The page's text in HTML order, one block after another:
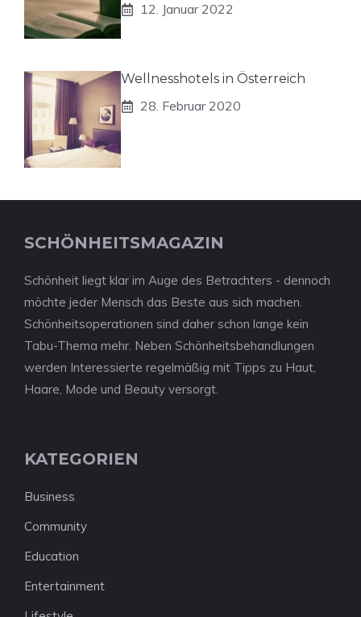
12. Januar 2022
Wellnesshotels in Österreich
28. Februar 2020
SCHÖNHEITSMAGAZIN
Schönheit liegt klar im Auge des Betrachters - dennoch
möchte jeder Mensch das Beste aus sich machen.
Schönheitsoperationen sind daher schon lange kein
Tabu-Thema mehr. Neben Schönheitsbehandlungen
werden Interessierte regelmäßig mit Tipps zu Haut,
Haare, Mode und Beauty versorgt.
KATEGORIEN
Business
Community
Education
Entertainment